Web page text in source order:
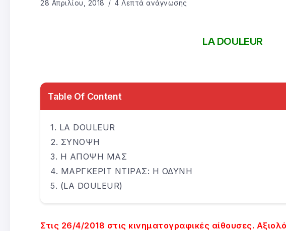
28 Απριλίου, 2018 4 Λεπτά ανάγνωσης
LA DOULEUR
Table Of Content
LA DOULEUR
ΣΥΝΟΨΗ
Η ΑΠΟΨΗ ΜΑΣ
ΜΑΡΓΚΕΡΙΤ ΝΤΙΡΑΣ: Η ΟΔΥΝΗ
(LA DOULEUR)
Στις 26/4/2018 στις κινηματογραφικές αίθουσες.